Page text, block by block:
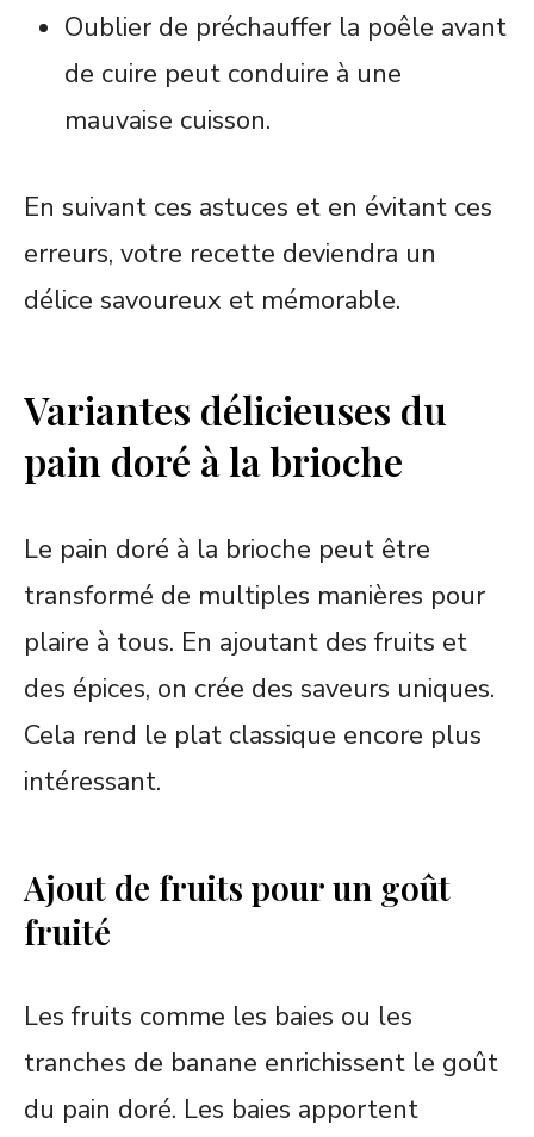
Oublier de préchauffer la poêle avant
de cuire peut conduire à une
mauvaise cuisson.
En suivant ces astuces et en évitant ces
erreurs, votre recette deviendra un
délice savoureux et mémorable.
Variantes délicieuses du
pain doré à la brioche
Le pain doré à la brioche peut être
transformé de multiples manières pour
plaire à tous. En ajoutant des fruits et
des épices, on crée des saveurs uniques.
Cela rend le plat classique encore plus
intéressant.
Ajout de fruits pour un goût
fruité
Les fruits comme les baies ou les
tranches de banane enrichissent le goût
du pain doré. Les baies apportent